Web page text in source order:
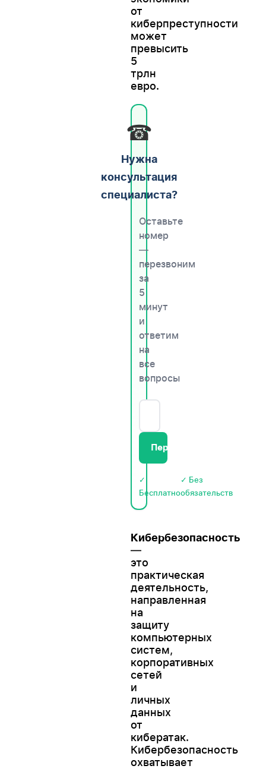
от
киберпреступности
может
превысить
5
трлн
евро.
☎
Нужна
консультация
специалиста?
Оставьте
номер
—
перезвоним
за
5
минут
и
ответим
на
все
вопросы
Перезвоните мне
✓
Бесплатно
✓ Без
обязательств
Кибербезопасность
—
это
практическая
деятельность,
направленная
на
защиту
компьютерных
систем,
корпоративных
сетей
и
личных
данных
от
кибератак.
Кибербезопасность
охватывает